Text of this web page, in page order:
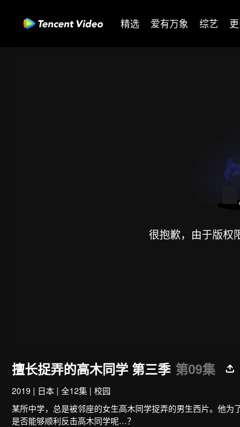
精选 爱有万象 综艺
很抱歉，由于版权
擅长捉弄的高木同学 第三季 第09集
2019 | 日本 | 全12集 | 校园
某所中学，总是被邻座的女生高木同学捉弄的男生西片。他
是否能够顺利反击高木同学呢…？